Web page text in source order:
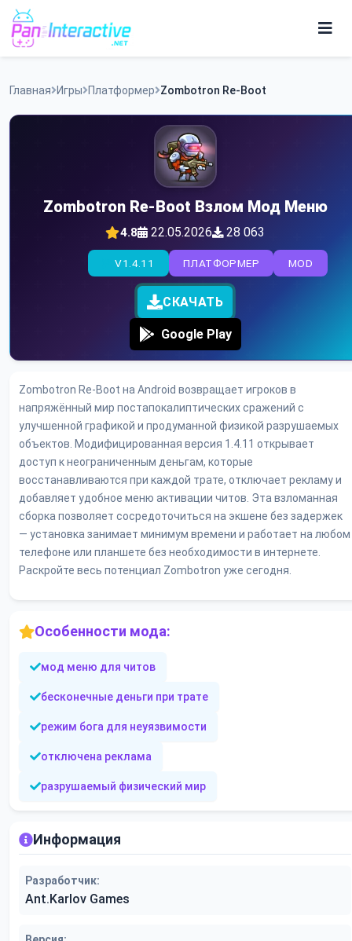
Skip
content
Программы
Главная Игры Платформер Zombotron Re-Boot
Zombotron Re-Boot Взлом Мод Меню
4.8 22.05.2026 28 063
MOD
ПЛАТФОРМЕР
V1.4.11
СКАЧАТЬ
Google Play
Zombotron Re-Boot на Android возвращает игроков в
напряжённый мир постапокалиптических сражений с
улучшенной графикой и продуманной физикой разрушаемых
объектов. Модифицированная версия 1.4.11 открывает
доступ к неограниченным деньгам, которые
восстанавливаются при каждой трате, отключает рекламу и
добавляет удобное меню активации читов. Эта взломанная
сборка позволяет сосредоточиться на экшене без задержек
— установка занимает минимум времени и работает на любом
телефоне или планшете без необходимости в интернете.
Раскройте весь потенциал Zombotron уже сегодня.
Особенности мода:
мод меню для читов
бесконечные деньги при трате
режим бога для неуязвимости
отключена реклама
разрушаемый физический мир
Информация
Разработчик:
Ant.Karlov Games